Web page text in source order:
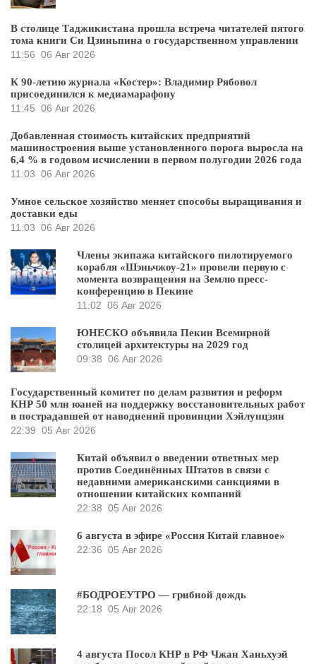
В столице Таджикистана прошла встреча читателей пятого
тома книги Си Цзиньпина о государственном управлении
11:56 06 Авг 2026
К 90-летию журнала «Костер»: Владимир Рябовол
присоединился к медиамарафону
11:45 06 Авг 2026
Добавленная стоимость китайских предприятий
машиностроения выше установленного порога выросла на
6,4 % в годовом исчислении в первом полугодии 2026 года
11:03 06 Авг 2026
Умное сельское хозяйство меняет способы выращивания и
доставки еды
11:03 06 Авг 2026
Члены экипажа китайского пилотируемого
корабля «Шэньчжоу-21» провели первую с
момента возвращения на Землю пресс-
конференцию в Пекине
11:02 06 Авг 2026
ЮНЕСКО объявила Пекин Всемирной
столицей архитектуры на 2029 год
09:38 06 Авг 2026
Государственный комитет по делам развития и реформ
КНР 50 млн юаней на поддержку восстановительных работ
в пострадавшей от наводнений провинции Хэйлунцзян
22:39 05 Авг 2026
Китай объявил о введении ответных мер
против Соединённых Штатов в связи с
недавними американскими санкциями в
отношении китайских компаний
22:38 05 Авг 2026
6 августа в эфире «Россия Китай главное»
22:36 05 Авг 2026
#БОДРОЕУТРО — грибной дождь
22:18 05 Авг 2026
4 августа Посол КНР в РФ Чжан Ханьхуэй